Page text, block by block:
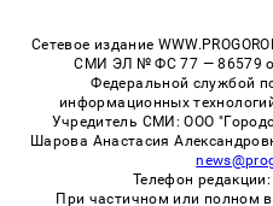
Сетевое издание
СМИ ЭЛ № ФС 77 — 86579
Федеральной службой
информационных
Учредитель СМИ: ООО
Шарова Анастасия
Телефон редакции:
При частичном или полном